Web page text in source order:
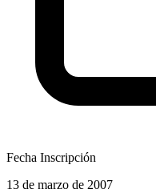
Fecha Inscripción
13 de marzo de 2007